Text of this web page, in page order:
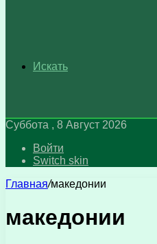
Искать
Суббота , 8 Август 2026
Войти
Switch skin
Главная/македонии
македонии